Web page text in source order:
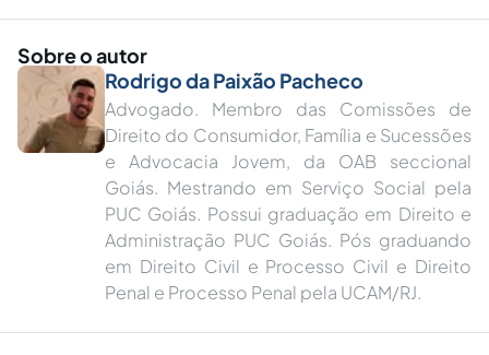
Sobre o autor
Rodrigo da Paixão Pacheco
Advogado. Membro das Comissões de
Direito do Consumidor, Família e Sucessões
e Advocacia Jovem, da OAB seccional
Goiás. Mestrando em Serviço Social pela
PUC Goiás. Possui graduação em Direito e
Administração PUC Goiás. Pós graduando
em Direito Civil e Processo Civil e Direito
Penal e Processo Penal pela UCAM/RJ.